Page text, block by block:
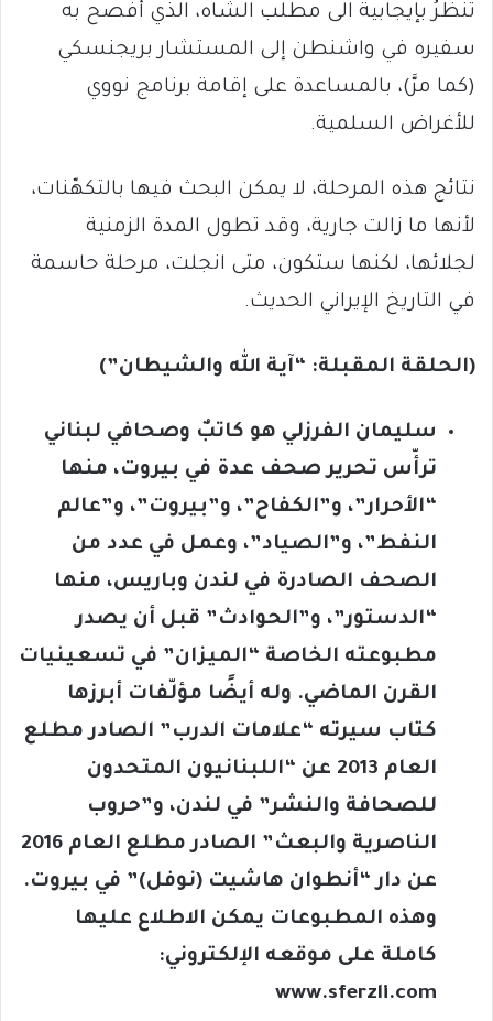
تنظرُ بإيجابية الى مطلب الشاه، الذي أفصح به
سفيره في واشنطن إلى المستشار بريجنسكي
(كما مرَّ)، بالمساعدة على إقامة برنامج نووي
للأغراض السلمية.
نتائج هذه المرحلة، لا يمكن البحث فيها بالتكهّنات،
لأنها ما زالت جارية، وقد تطول المدة الزمنية
لجلائها، لكنها ستكون، متى انجلت، مرحلة حاسمة
في التاريخ الإيراني الحديث.
(الحلقة المقبلة: “آية الله والشيطان”)
سليمان الفرزلي هو كاتبٌ وصحافي لبناني
ترأّس تحرير صحف عدة في بيروت، منها
“الأحرار”، و”الكفاح”، و”بيروت”، و”عالم
النفط”، و”الصياد”، وعمل في عدد من
الصحف الصادرة في لندن وباريس، منها
“الدستور”، و”الحوادث” قبل أن يصدر
مطبوعته الخاصة “الميزان” في تسعينيات
القرن الماضي. وله أيضًا مؤلّفات أبرزها
كتاب سيرته “علامات الدرب” الصادر مطلع
العام 2013 عن “اللبنانيون المتحدون
للصحافة والنشر” في لندن، و”حروب
الناصرية والبعث” الصادر مطلع العام 2016
عن دار “أنطوان هاشيت (نوفل)” في بيروت.
وهذه المطبوعات يمكن الاطلاع عليها
كاملة على موقعه الإلكتروني:
www.sferzli.com